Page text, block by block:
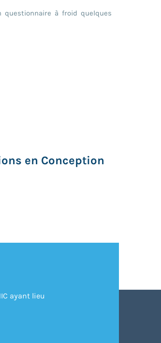
questionnaire à froid quelques
en Conception
ayant lieu